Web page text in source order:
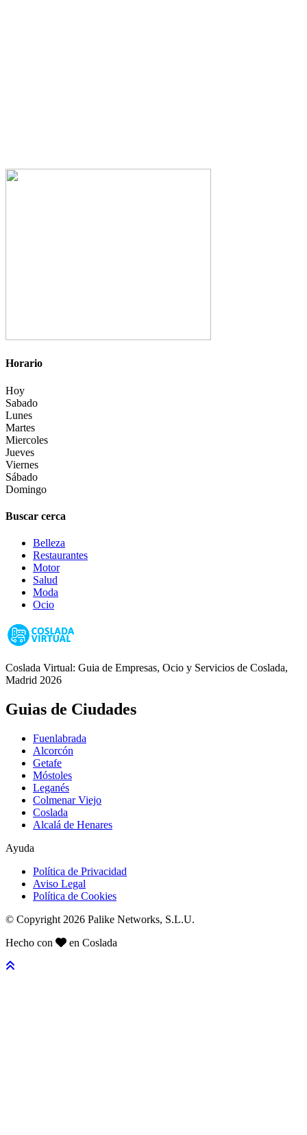
Horario
Hoy
Sabado
Lunes
Martes
Miercoles
Jueves
Viernes
Sábado
Domingo
Buscar cerca
Belleza
Restaurantes
Motor
Salud
Moda
Ocio
Coslada Virtual: Guia de Empresas, Ocio y Servicios de Coslada,
Madrid 2026
Guias de Ciudades
Fuenlabrada
Alcorcón
Getafe
Móstoles
Leganés
Colmenar Viejo
Coslada
Alcalá de Henares
Ayuda
Política de Privacidad
Aviso Legal
Política de Cookies
© Copyright 2026 Palike Networks, S.L.U.
Hecho con
en Coslada